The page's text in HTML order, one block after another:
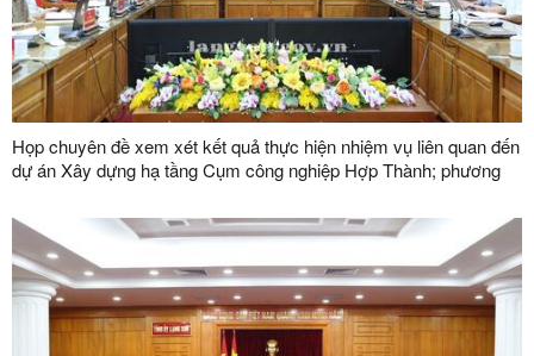
Họp chuyên đề xem xét kết quả thực hiện nhiệm vụ liên quan đến
dự án Xây dựng hạ tầng Cụm công nghiệp Hợp Thành; phương
phục vụ giải phóng mặt bằng dự án Khu công nghiệp VSIP Lạng
Sơn